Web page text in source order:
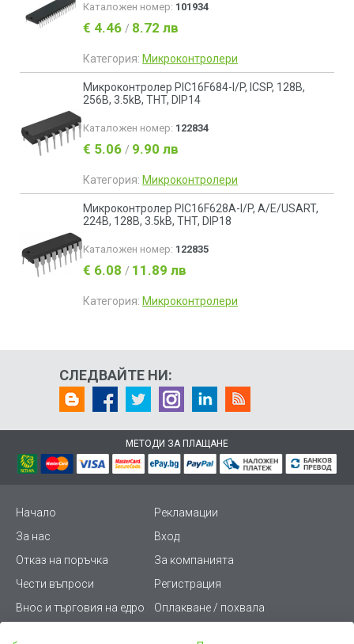
Каталожен номер: 101934
€ 4.46 / 8.72 лв
Категория: Микроконтролери
Микроконтролер PIC16F684-I/P, ICSP, 128B,
256B, 3.5kB, THT, DIP14
Каталожен номер: 122834
€ 5.06 / 9.90 лв
Категория: Микроконтролери
Микроконтролер PIC16F628A-I/P, A/E/USART,
224B, 128B, 3.5kB, THT, DIP18
Каталожен номер: 122835
€ 6.08 / 11.89 лв
Категория: Микроконтролери
СЛЕДВАЙТЕ НИ:
МЕТОДИ ЗА ПЛАЩАНЕ
Начало
Рекламации
За нас
Вход
Отказ на поръчка
За компанията
Чести въпроси
Регистрация
Внос и търговия на едро
Оплакване / похвала